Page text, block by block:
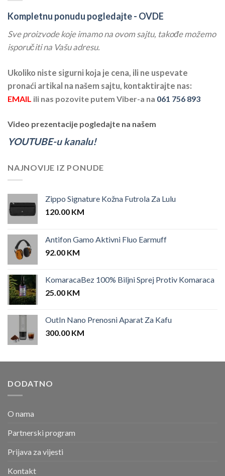
Kompletnu ponudu pogledajte - OVDE
Sve proizvode koje imamo na ovom sajtu, takođe možemo
isporučiti na Vašu adresu.
Ukoliko niste sigurni koja je cena, ili ne uspevate
pronaći artikal na našem sajtu, kontaktirajte nas:
EMAIL ili nas pozovite putem Viber-a na 061 756 893
Video prezentacije pogledajte na našem
YOUTUBE-u kanalu!
NAJNOVIJE IZ PONUDE
Zippo Signature Kožna Futrola Za Lulu
120.00 KM
Antifon Gamo Aktivni Fluo Earmuff
92.00 KM
KomaracaBez 100% Biljni Sprej Protiv Komaraca
25.00 KM
OutIn Nano Prenosni Aparat Za Kafu
300.00 KM
DODATNO
O nama
Partnerski program
Prijava za vijesti
Kontakt